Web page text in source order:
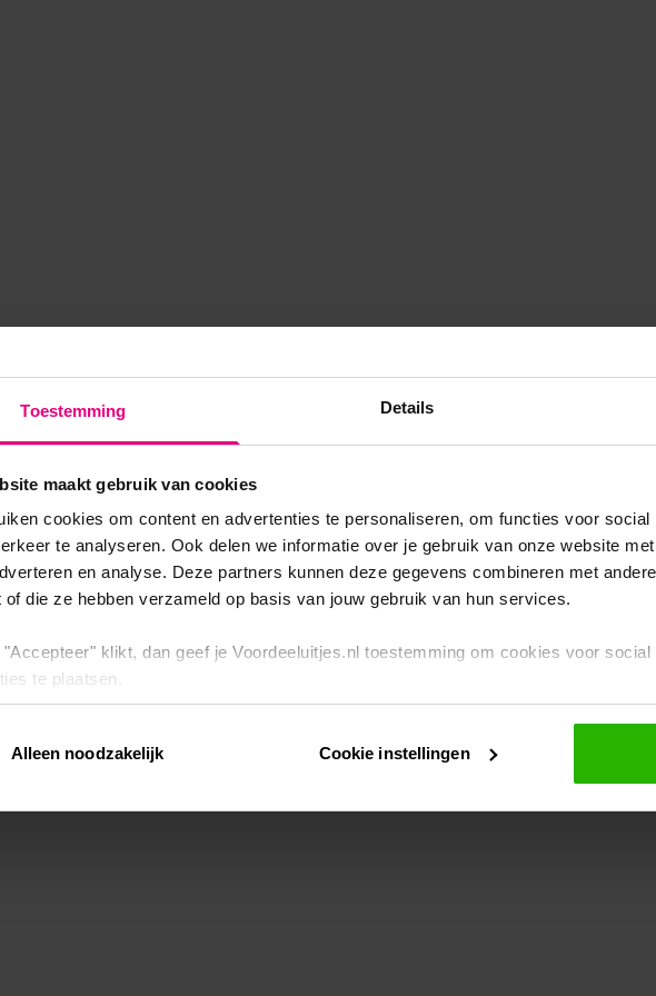
Toestemming Details
maakt gebruik van cookies
cookies om content en advertenties te personaliseren, om functies voor
te analyseren. Ook delen we informatie over je gebruik van onze website
en analyse. Deze partners kunnen deze gegevens combineren met
die ze hebben verzameld op basis van jouw gebruik van hun services.
klikt, dan geef je Voordeeluitjes.nl toestemming om cookies voor
te plaatsen.
instellingen" kun je ook zelf instellen welke cookies worden geplaatst. Je kunt je
op onscookiebeleid.
Alleen noodzakelijk Cookie instellingen
a client-side exception has occurred while loadingwww.voordeeluitjes.nl (see the